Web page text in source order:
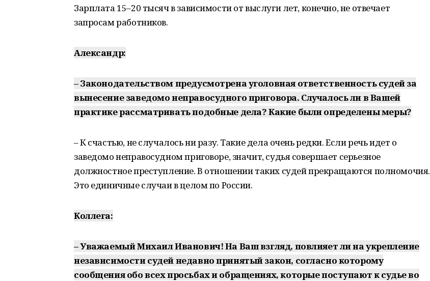
Зарплата 15–20 тысяч в зависимости от выслуги лет, конечно, не отвечает
запросам работников.
Александр:
– Законодательством предусмотрена уголовная ответственность судей за
вынесение заведомо неправосудного приговора. Случалось ли в Вашей
практике рассматривать подобные дела? Какие были определены меры?
– К счастью, не случалось ни разу. Такие дела очень редки. Если речь идет о
заведомо неправосудном приговоре, значит, судья совершает серьезное
должностное преступление. В отношении таких судей прекращаются полномочия.
Это единичные случаи в целом по России.
Коллега:
– Уважаемый Михаил Иванович! На Ваш взгляд, повлияет ли на укрепление
независимости судей недавно принятый закон, согласно которому
сообщения обо всех просьбах и обращениях, которые поступают к судье во